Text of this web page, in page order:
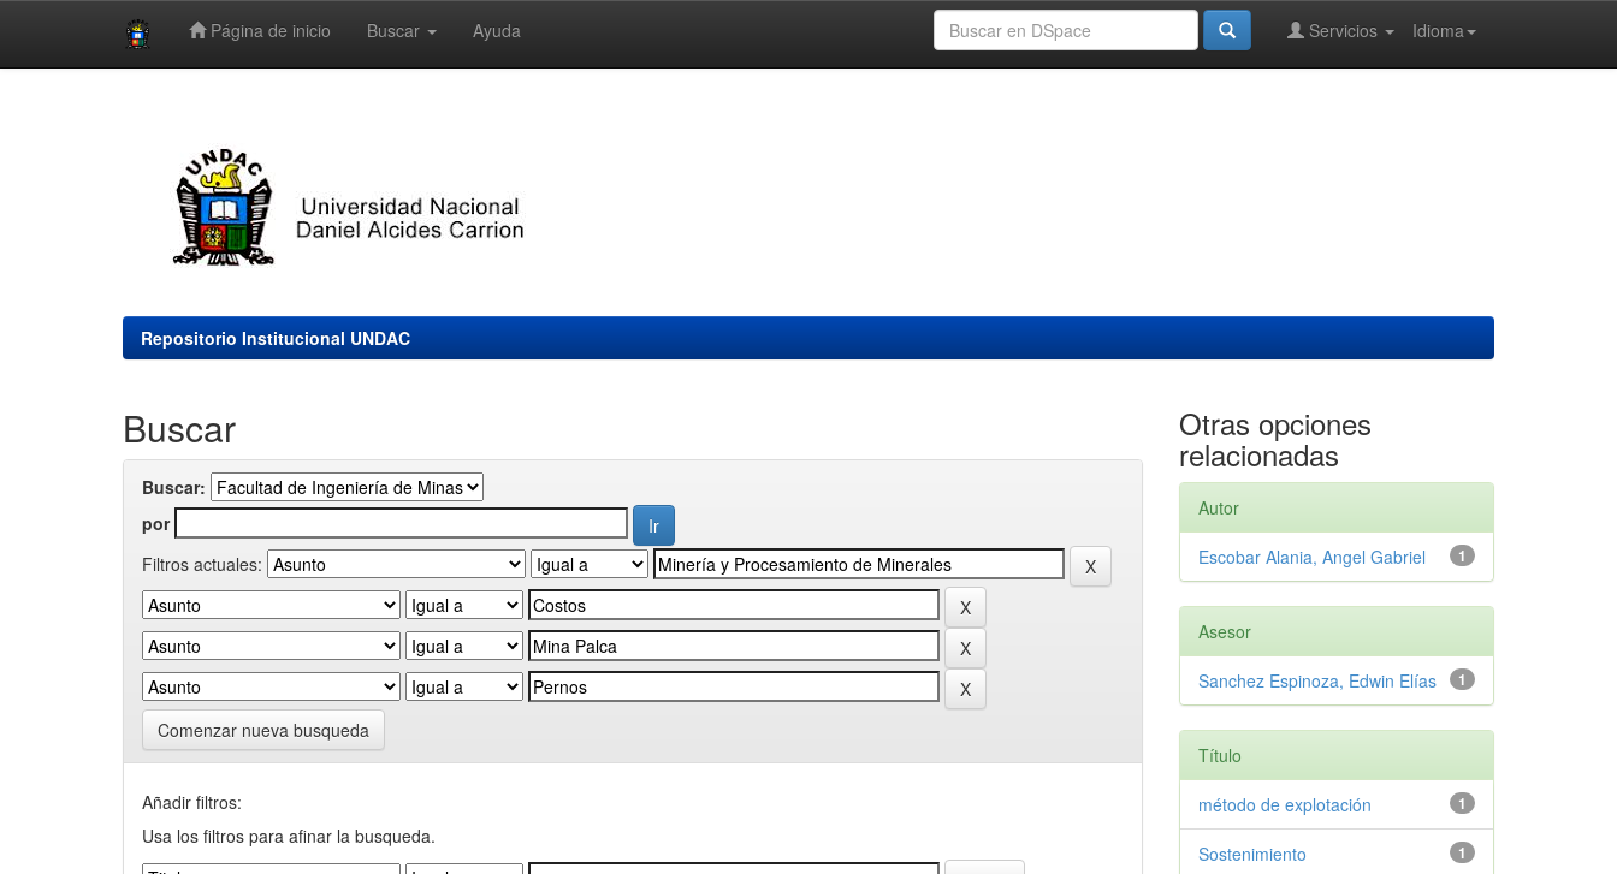
Página de inicio Buscar Ayuda Idioma
Servicios
Repositorio Institucional UNDAC
Buscar
Buscar:
por
Filtros actuales:
Comenzar nueva busqueda
Añadir filtros:
Usa los filtros para afinar la busqueda.
Otras opciones
relacionadas
Autor
1
Escobar Alania, Angel Gabriel
Asesor
1
Sanchez Espinoza, Edwin Elías
Título
1
método de explotación
1
Sostenimiento